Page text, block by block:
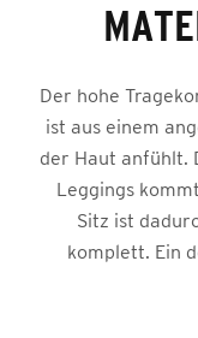
Der hohe
ist aus einem
der Haut anfühlt.
Leggings
Sitz ist
komplett. Ein